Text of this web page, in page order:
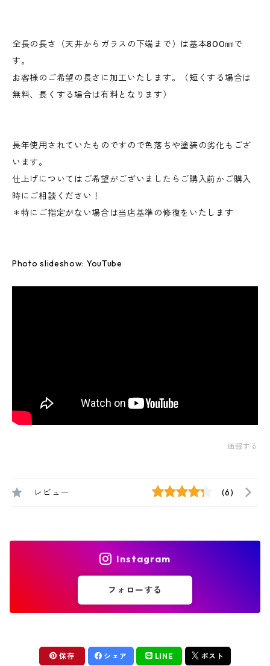
全長の長さ（天井からガラスの下端まで）は基本800㎜で
す。
お客様のご希望の長さに加工いたします。（短くする場合は
無料、長くする場合は有料となります）
長年使用されていたものですので色落ちや塗装の劣化もござ
います。
仕上げについてはご希望がございましたらご購入前かご購入
時にご相談ください！
＊特にご指定がない場合は当店基準の修復をいたします
Photo slideshow: YouTube
通報する
レビュー (6)
Instagram
フォローする
保存 シェア LINE ポスト